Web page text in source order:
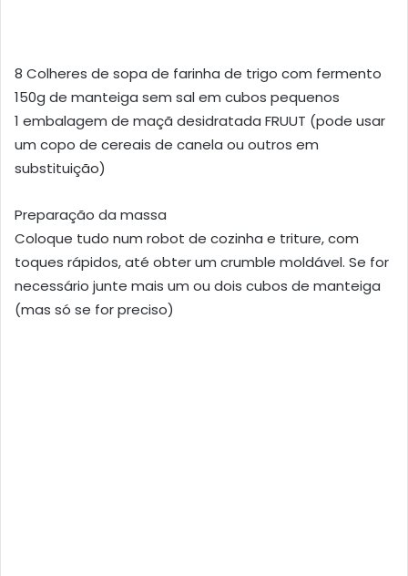
8 Colheres de sopa de farinha de trigo com fermento
150g de manteiga sem sal em cubos pequenos
1 embalagem de maçã desidratada FRUUT (pode usar
um copo de cereais de canela ou outros em
substituição)
Preparação da massa
Coloque tudo num robot de cozinha e triture, com
toques rápidos, até obter um crumble moldável. Se for
necessário junte mais um ou dois cubos de manteiga
(mas só se for preciso)